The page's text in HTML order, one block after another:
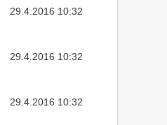
29.4.2016 10:32
29.4.2016 10:32
29.4.2016 10:32